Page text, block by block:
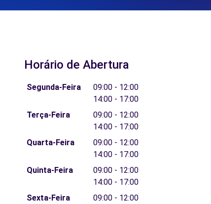
Horário de Abertura
Segunda-Feira
09:00 - 12:00
14:00 - 17:00
Terça-Feira
09:00 - 12:00
14:00 - 17:00
Quarta-Feira
09:00 - 12:00
14:00 - 17:00
Quinta-Feira
09:00 - 12:00
14:00 - 17:00
Sexta-Feira
09:00 - 12:00